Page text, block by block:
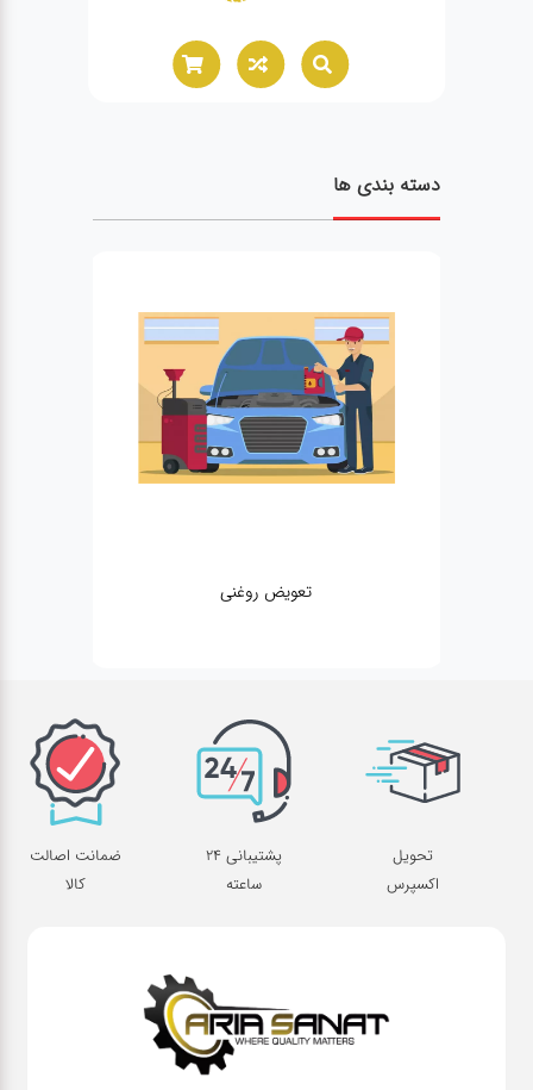
دسته بندی ها
تعویض روغنی
تحویل
اکسپرس
پشتیبانی 24
ساعته
ضمانت اصالت
کالا